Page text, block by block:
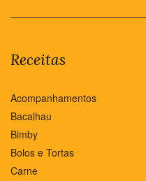
Receitas
Acompanhamentos
Bacalhau
Bimby
Bolos e Tortas
Carne